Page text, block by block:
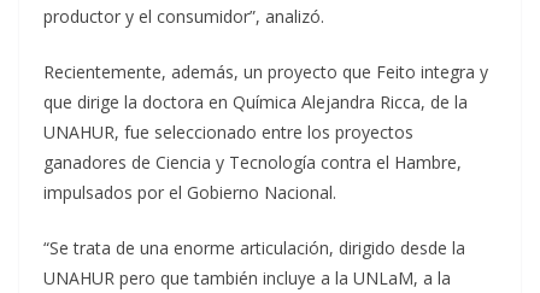
productor y el consumidor”, analizó.
Recientemente, además, un proyecto que Feito integra y
que dirige la doctora en Química Alejandra Ricca, de la
UNAHUR, fue seleccionado entre los proyectos
ganadores de Ciencia y Tecnología contra el Hambre,
impulsados por el Gobierno Nacional.
“Se trata de una enorme articulación, dirigido desde la
UNAHUR pero que también incluye a la UNLaM, a la